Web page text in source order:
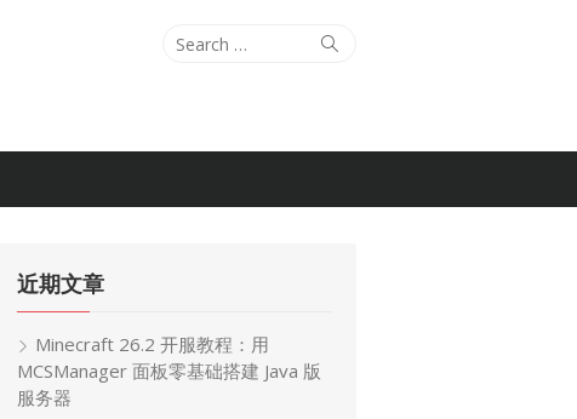
Search
Search
近期文章
Minecraft 26.2 开服教程：用
MCSManager 面板零基础搭建 Java 版
服务器